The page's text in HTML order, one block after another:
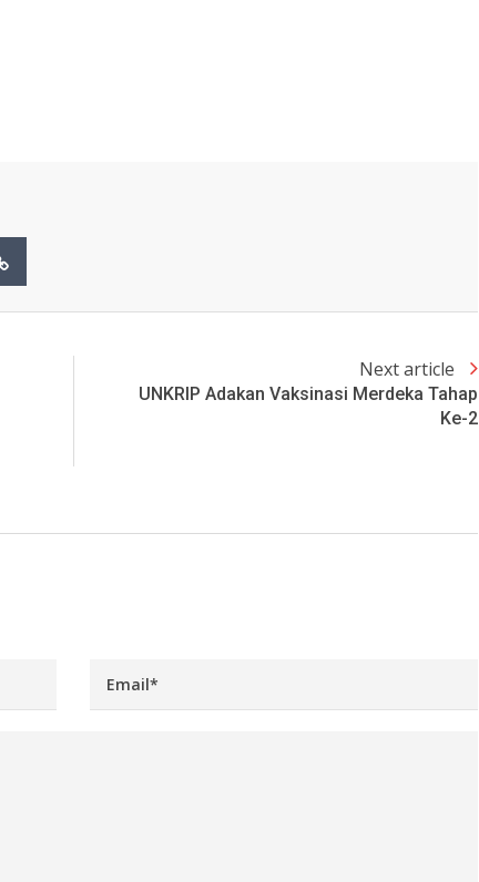
Next article
UNKRIP Adakan Vaksinasi Merdeka Tahap
Ke-2